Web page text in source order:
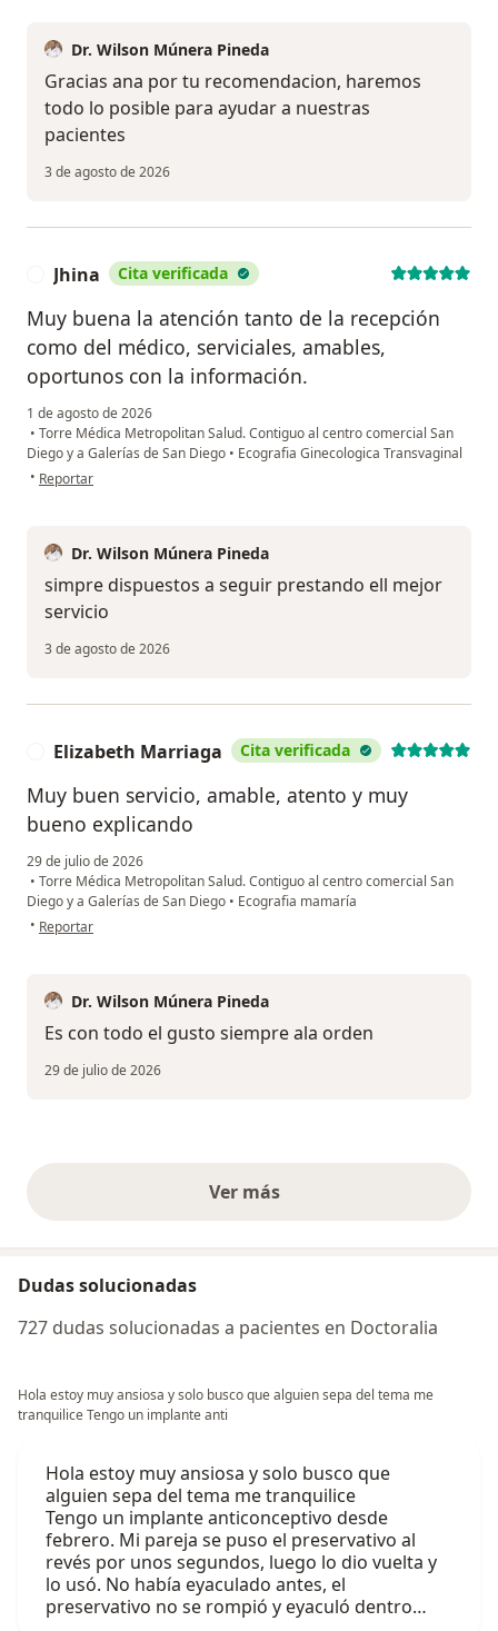
Dr. Wilson Múnera Pineda
Gracias ana por tu recomendacion, haremos
todo lo posible para ayudar a nuestras
pacientes
3 de agosto de 2026
Jhina Cita verificada
Muy buena la atención tanto de la recepción
como del médico, serviciales, amables,
oportunos con la información.
1 de agosto de 2026
• Torre Médica Metropolitan Salud. Contiguo al centro comercial San
Diego y a Galerías de San Diego • Ecografia Ginecologica Transvaginal
• en opinión del usuario Jhina
Reportar
Dr. Wilson Múnera Pineda
simpre dispuestos a seguir prestando ell mejor
servicio
3 de agosto de 2026
Elizabeth Marriaga Cita verificada
Muy buen servicio, amable, atento y muy
bueno explicando
29 de julio de 2026
• Torre Médica Metropolitan Salud. Contiguo al centro comercial San
Diego y a Galerías de San Diego • Ecografia mamaría
• en opinión del usuario Elizabeth Marriaga
Reportar
Dr. Wilson Múnera Pineda
Es con todo el gusto siempre ala orden
29 de julio de 2026
Ver másopiniones anteriores
Dudas solucionadas
727 dudas solucionadas a pacientes en Doctoralia
Hola estoy muy ansiosa y solo busco que alguien sepa del tema me
tranquilice Tengo un implante anti
Hola estoy muy ansiosa y solo busco que
alguien sepa del tema me tranquilice
Tengo un implante anticonceptivo desde
febrero. Mi pareja se puso el preservativo al
revés por unos segundos, luego lo dio vuelta y
lo usó. No había eyaculado antes, el
preservativo no se rompió y eyaculó dentro…